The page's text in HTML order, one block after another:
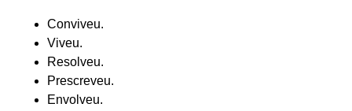
Conviveu.
Viveu.
Resolveu.
Prescreveu.
Envolveu.